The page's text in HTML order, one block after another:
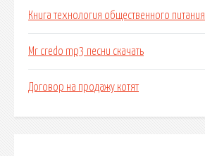
Книга технология общественного питания
Mr credo mp3 песни скачать
Договор на продажу котят